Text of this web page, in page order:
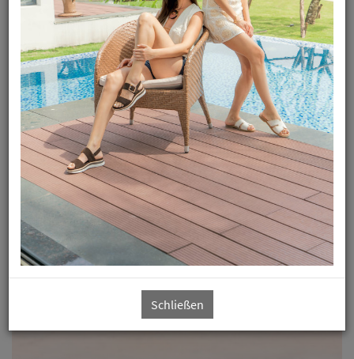
umfangreichen Sortiment.
Unsere große Auswahl an Schuhen für jedes Alter, ob Mann,
Frau oder Kind und unser freundliches Team garantiert Ihnen
einen entspannten und zufriedenen Einkauf und den damit
verbundenen, richtigen Schuh für Sie.
Wir heißen Sie jederzeit bei uns Herzlich Willkommen.
Schließen